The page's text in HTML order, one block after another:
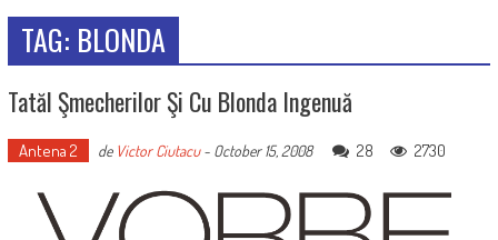
TAG: BLONDA
Tatăl Şmecherilor Şi Cu Blonda Ingenuă
Antena 2 de Victor Ciutacu- October 15, 2008 28 2730